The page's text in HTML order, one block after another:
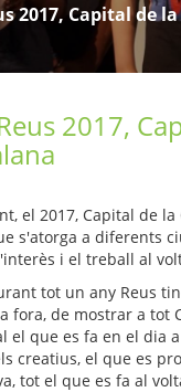
2017, Capital de
2017,
el 2017, Capital de
s'atorga a diferents
i el treball al
tot un any Reus
fora, de mostrar a tot
el que es fa en el dia
creatius, el que es
tot el que es fa al